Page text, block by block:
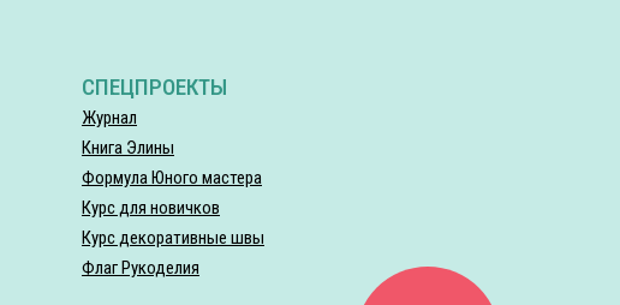
СПЕЦПРОЕКТЫ
Журнал
Книга Элины
Формула Юного мастера
Курс для новичков
Курс декоративные швы
Флаг Рукоделия